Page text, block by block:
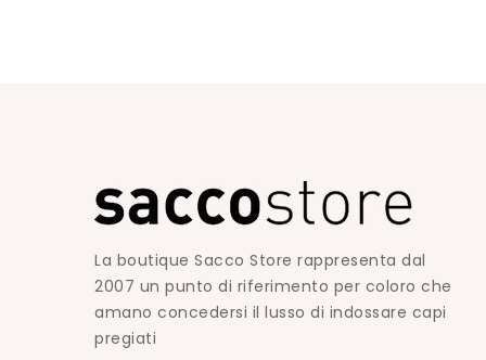
La boutique Sacco Store rappresenta dal
2007 un punto di riferimento per coloro che
amano concedersi il lusso di indossare capi
pregiati